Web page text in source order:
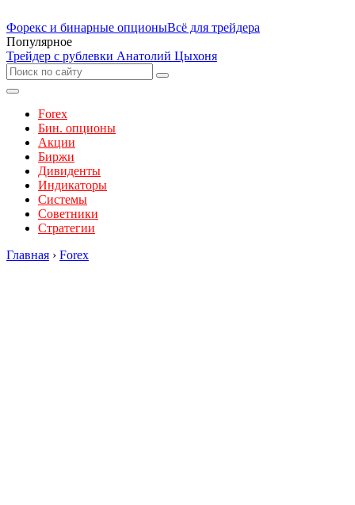
Форекс и бинарные опционыВсё для трейдера
Популярное
Трейдер с рублевки Анатолий Цыхоня
Forex
Бин. опционы
Акции
Биржи
Дивиденты
Индикаторы
Системы
Советники
Стратегии
Главная › Forex